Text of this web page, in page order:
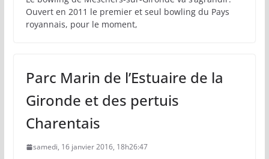
Ouvert en 2011 le premier et seul bowling du Pays
royannais, pour le moment,
Parc Marin de l’Estuaire de la
Gironde et des pertuis
Charentais
samedi, 16 janvier 2016, 18h26:47